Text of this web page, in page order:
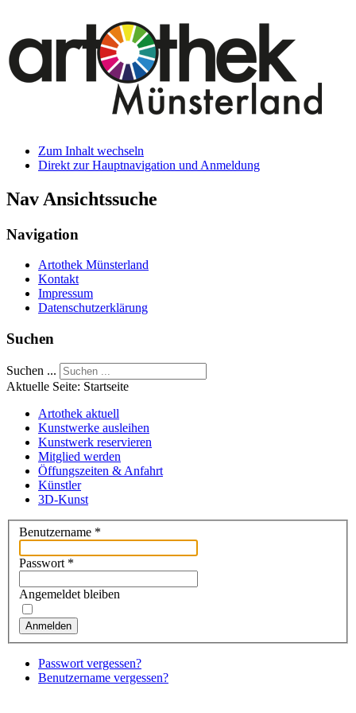
Zum Inhalt wechseln
Direkt zur Hauptnavigation und Anmeldung
Nav Ansichtssuche
Navigation
Artothek Münsterland
Kontakt
Impressum
Datenschutzerklärung
Suchen
Suchen ...
Aktuelle Seite: Startseite
Artothek aktuell
Kunstwerke ausleihen
Kunstwerk reservieren
Mitglied werden
Öffungszeiten & Anfahrt
Künstler
3D-Kunst
Benutzername *
Passwort*
Angemeldet bleiben
Anmelden
Passwort vergessen?
Benutzername vergessen?